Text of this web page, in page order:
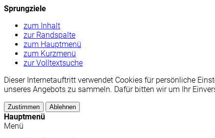
Sprungziele
zum Inhalt
zur Randspalte
zum Hauptmenü
zum Kurzmenü
zur Volltextsuche
Dieser Internetauftritt verwendet Cookies für persönliche
unseres Angebots zu sammeln. Dafür bitten wir um Ihr
Zustimmen Ablehnen
Hauptmenü
Menü